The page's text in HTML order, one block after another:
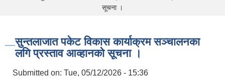
सूचना ।
सुन्तलाजात पकेट विकास कार्याक्रम सञ्चालनका
लगि प्रस्ताव आव्हानको सूचना ।
Submitted on: Tue, 05/12/2026 - 15:36